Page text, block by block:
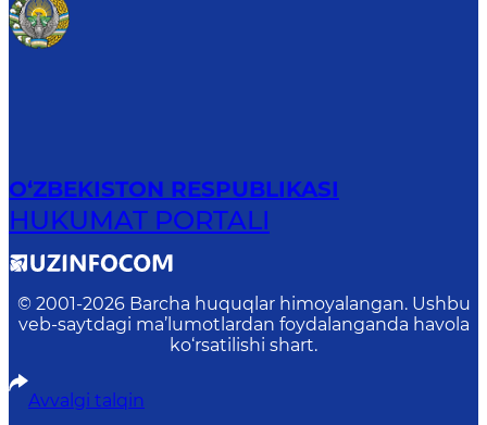
O‘ZBEKISTON RESPUBLIKASI
HUKUMAT PORTALI
© 2001-2026 Barcha huquqlar himoyalangan. Ushbu
veb-saytdagi ma’lumotlardan foydalanganda havola
ko‘rsatilishi shart.
Avvalgi talqin